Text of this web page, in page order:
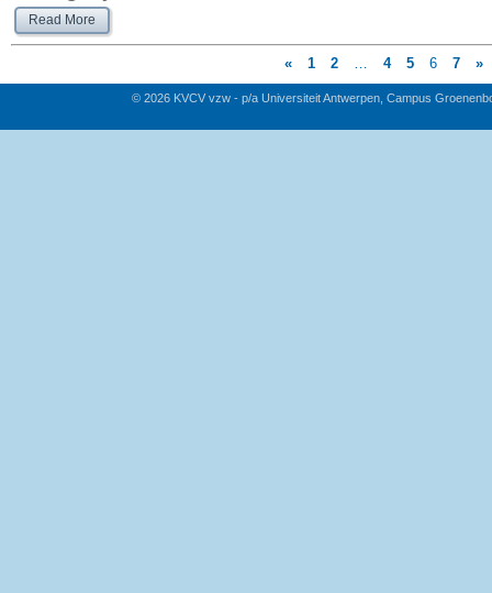
Read More
« 1 2 4 5 6 7 »
© 2026 KVCV vzw - p/a Universiteit Antwerpen, Campus